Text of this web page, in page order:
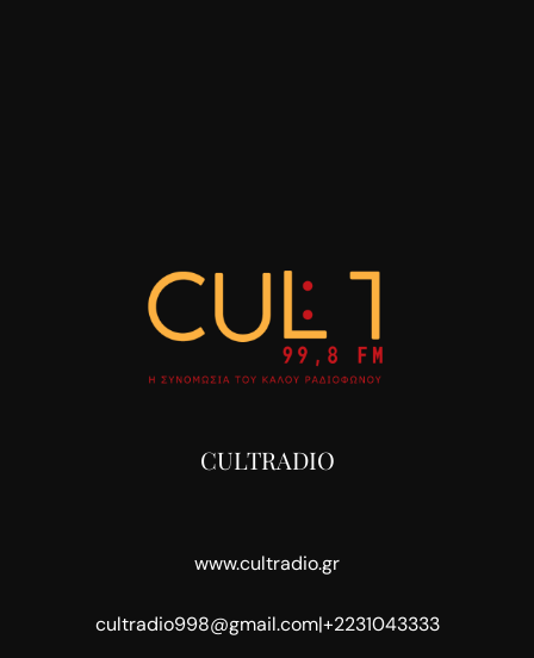
CULTRADIO
www.cultradio.gr
cultradio998@gmail.com|+2231043333